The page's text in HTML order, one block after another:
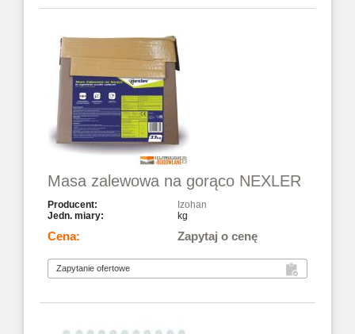
Masa zalewowa na gorąco NEXLER
Izohan
kg
Zapytaj o cenę